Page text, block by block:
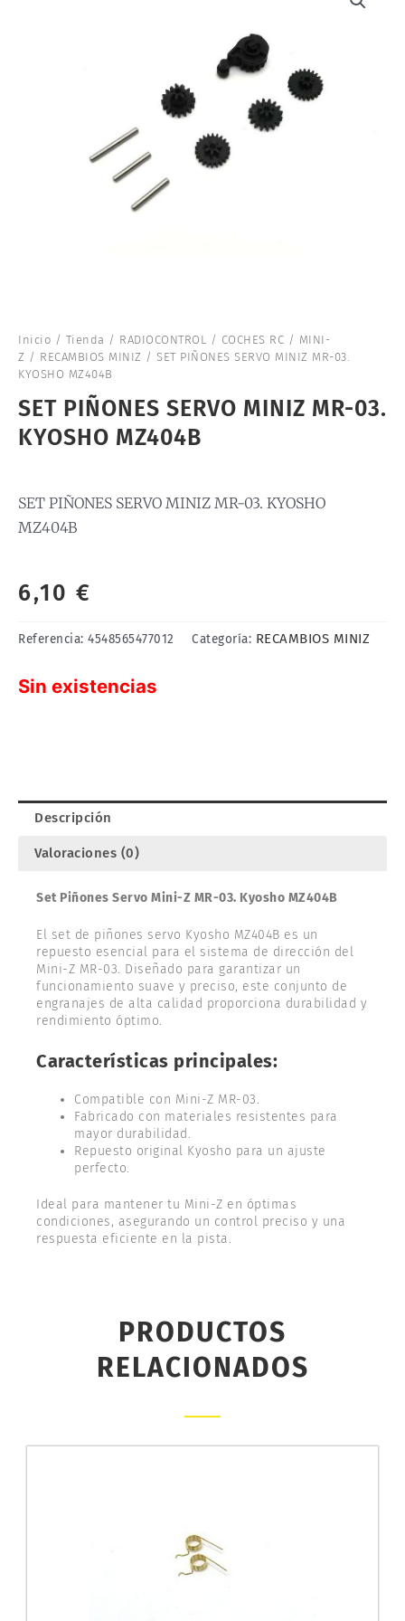
Inicio / Tienda / RADIOCONTROL / COCHES RC / MINI-
Z / RECAMBIOS MINIZ / SET PIÑONES SERVO MINIZ MR-03.
KYOSHO MZ404B
SET PIÑONES SERVO MINIZ MR-03.
KYOSHO MZ404B
SET PIÑONES SERVO MINIZ MR-03. KYOSHO
MZ404B
6,10 €
Referencia: 4548565477012 Categoría: RECAMBIOS MINIZ
Sin existencias
Descripción
Valoraciones (0)
Set Piñones Servo Mini-Z MR-03. Kyosho MZ404B
El set de piñones servo Kyosho MZ404B es un
repuesto esencial para el sistema de dirección del
Mini-Z MR-03. Diseñado para garantizar un
funcionamiento suave y preciso, este conjunto de
engranajes de alta calidad proporciona durabilidad y
rendimiento óptimo.
Características principales:
Compatible con Mini-Z MR-03.
Fabricado con materiales resistentes para
mayor durabilidad.
Repuesto original Kyosho para un ajuste
perfecto.
Ideal para mantener tu Mini-Z en óptimas
condiciones, asegurando un control preciso y una
respuesta eficiente en la pista.
PRODUCTOS
RELACIONADOS